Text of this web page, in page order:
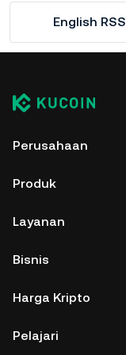
English RSS
Perusahaan
Produk
Layanan
Bisnis
Harga Kripto
Pelajari